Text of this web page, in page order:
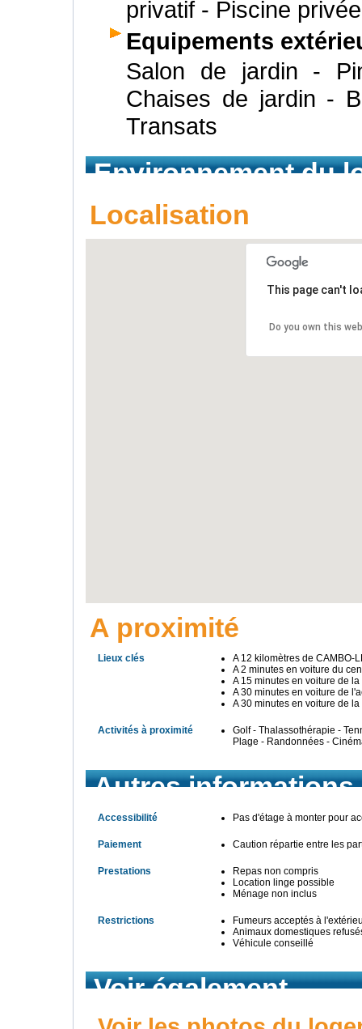
privatif - Piscine privée
Equipements
Salon de jardin -
Chaises de jardin -
Transats
Environnement du
Localisation
This page can't
Do you own this
A proximité
Lieux clés
A 12 kilomètres de CAMBO-
A 2 minutes en voiture du
A 15 minutes en voiture de
A 30 minutes en voiture de
A 30 minutes en voiture de
Activités à proximité
Golf - Thalassothérapie -
Plage - Randonnées -
Autres informations
Accessibilité Pas d'étage à monter pour
Paiement Caution répartie entre les
Prestations
Repas non compris
Location linge possible
Ménage non inclus
Restrictions
Fumeurs acceptés à
Animaux domestiques
Véhicule conseillé
Voir également